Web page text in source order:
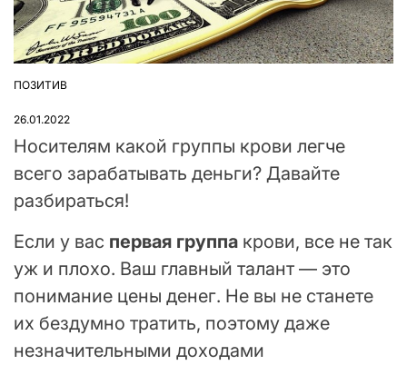
ОПУБЛІКУВАТИ
ПОЗИТИВ
26.01.2022
Носителям какой группы крови легче
всего зарабатывать деньги? Давайте
разбираться!
Если у вас первая группа крови, все не так
уж и плохо. Ваш главный талант — это
понимание цены денег. Не вы не станете
их бездумно тратить, поэтому даже
незначительными доходами